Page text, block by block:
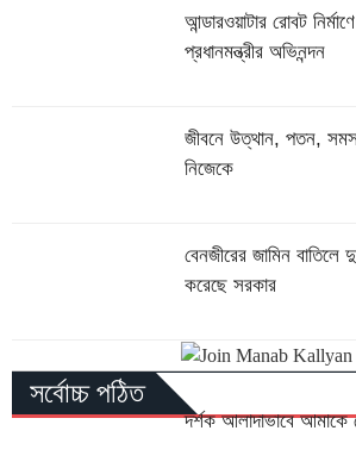
আন্ডারওয়াটার রোবট
প্রধানমন্ত্রীর অভিনন্দন
জীবনে উত্থান, পতন,
নিজেকে
বেনজীরের জামিন বাতিলে
করেছে সরকার
সর্বোচ্চ পঠিত
দর্শক আলাদাভাবে আমাকে